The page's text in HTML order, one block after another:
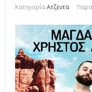
ΚατηγορίαΑτζεντα